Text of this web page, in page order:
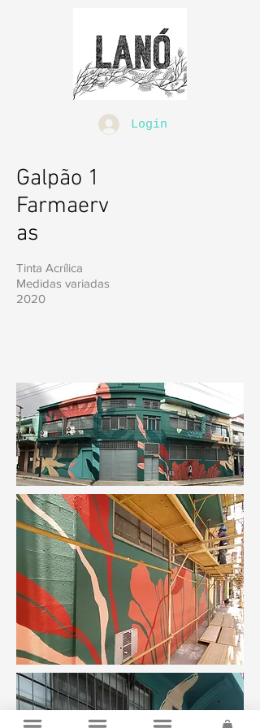
Login
Galpão 1
Farmaerv
as
Tinta Acrílica
Medidas variadas
2020